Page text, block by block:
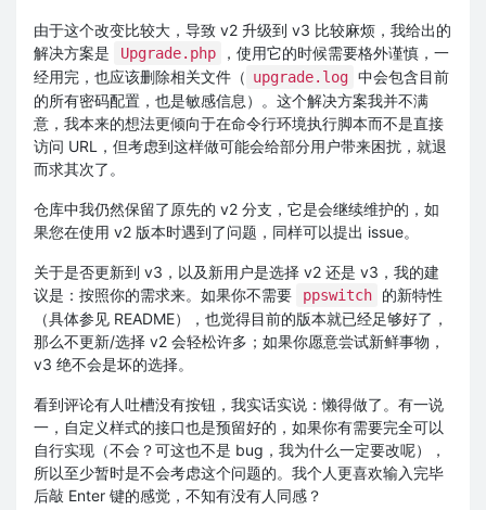
由于这个改变比较大，导致 v2 升级到 v3 比较麻烦，我给出的
解决方案是
Upgrade.php
，使用它的时候需要格外谨慎，一
经用完，也应该删除相关文件（ upgrade.log 中会包含目前
的所有密码配置，也是敏感信息）。这个解决方案我并不满
意，我本来的想法更倾向于在命令行环境执行脚本而不是直接
访问 URL，但考虑到这样做可能会给部分用户带来困扰，就退
而求其次了。
仓库中我仍然保留了原先的 v2 分支，它是会继续维护的，如
果您在使用 v2 版本时遇到了问题，同样可以提出 issue。
关于是否更新到 v3，以及新用户是选择 v2 还是 v3，我的建
议是：按照你的需求来。如果你不需要
ppswitch
的新特性
（具体参见 README），也觉得目前的版本就已经足够好了，
那么不更新/选择 v2 会轻松许多；如果你愿意尝试新鲜事物，
v3 绝不会是坏的选择。
看到评论有人吐槽没有按钮，我实话实说：懒得做了。有一说
一，自定义样式的接口也是预留好的，如果你有需要完全可以
自行实现（不会？可这也不是 bug，我为什么一定要改呢），
所以至少暂时是不会考虑这个问题的。我个人更喜欢输入完毕
后敲 Enter 键的感觉，不知有没有人同感？